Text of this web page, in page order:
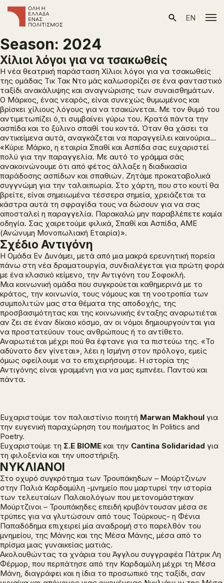
EN
Season: 2024
Χίλιοι λόγοι για να τσακωθείς
Η νέα θεατρική παράσταση Χίλιοι λόγοι για να τσακωθείς
της ομάδας Τικ Τακ Ντο μάς καλωσορίζει σε ένα φανταστικό
ταξίδι ανακάλυψης και αναγνώρισης των συναισθημάτων.
Ο Μάρκος, ένας νεαρός, είναι συνεχώς θυμωμένος και
βρίσκει χίλιους λόγους για να τσακώνεται. Με τον θυμό του
αντιμετωπίζει ό,τι συμβαίνει γύρω του. Κρατά πάντα την
ασπίδα και το ξύλινο σπαθί του κοντά. Όταν θα χάσει τα
αντικείμενα αυτά, αναγκάζεται να παραγγείλει καινούρια…
«Κύριε Μάρκο, η εταιρία Σπαθί και Ασπίδα σας ευχαριστεί
πολύ για την παραγγελία. Με αυτό το γράμμα σάς
ανακοινώνουμε ότι από φέτος άλλαξε η διαδικασία
παράδοσης ασπίδων και σπαθιών. Ζητάμε προκαταβολικά
συγγνώμη για την ταλαιπωρία. Στο χάρτη, που στο κουτί θα
βρείτε, είναι σημειωμένα τέσσερα σημεία, χρειάζεται τα
κάστρα αυτά τη σφραγίδα τους να δώσουν για να σας
αποσταλεί η παραγγελία. Παρακαλώ μην παραβλέπετε καμία
οδηγία. Σας χαιρετούμε φιλικά, Σπαθί και Ασπίδα, ΑΜΕ
(Ανώνυμη Μονοπωλιακή Εταιρία)».
Σχέδιο Αντιγόνη
Η Ομάδα Εν Δυνάμει, μετά από μια μακρά ερευνητική πορεία
πάνω στη νέα δραματουργία, συνδιαλέγεται για πρώτη φορά
με ένα κλασικό κείμενο, την Αντιγόνη του Σοφοκλή.
Μια κοινωνική ομάδα που συγκρούεται καθημερινά με το
κράτος, την κοινωνία, τους νόμους και τη νοοτροπία των
συμπολιτών μας στα θέματα της αποδοχής, της
προσβασιμότητας και της κοινωνικής ένταξης αναρωτιέται
αν ζει σε έναν δίκαιο κόσμο, αν οι νόμοι δημιουργούνται για
να προστατεύουν τους ανθρώπους ή το αντίθετο.
Αναρωτιέται μέχρι πού θα έφτανε για τα πιστεύω της. «Το
αδύνατο δεν γίνεται», λέει η Ισμήνη στον πρόλογο, εμείς
όμως οφείλουμε να το επιχειρήσουμε. Η ιστορία της
Αντιγόνης είναι γραμμένη για να μας εμπνέει. Παντού και
πάντα.
Ευχαριστούμε τον παλαιστίνιο ποιητή Marwan Makhoul για
την ευγενική παραχώρηση του ποιήματος In Politics and
Poetry.
Ευχαριστούμε τη Σ.Ε ΒΙΟΜΕ και την Cantina Solidaridad για
τη φιλοξενία και την υποστήριξη.
ΝΥΚΛΙΑΝΟΙ
Στο οχυρό συγκρότημα των Τρουπάκηδων – Μούρτζινων
στην Παλιά Καρδαμύλη -μνημείο που μαρτυρεί την ιστορία
των τελευταίων Παλαιολόγων που μετονομάστηκαν
Μούρτζινοι – Τρουπάκηδες επειδή κρυβόντουσαν μέσα σε
τρύπες για να γλυτώσουν από τους Τούρκους- η Φένια
Παπαδόδημα επιχειρεί μία αναδρομή στο παρελθόν του
μνημείου, της Μάνης και της Μέσα Μάνης, μέσα από το
πρίσμα μιας γυναικείας ματιάς.
Ακολουθώντας τα χνάρια του Άγγλου συγγραφέα Πάτρικ Λη
Φέρμορ, που περπάτησε από την Καρδαμύλη μέχρι τη Μέσα
Μάνη, διαγράφει και η ίδια το προσωπικό της ταξίδι, σαν